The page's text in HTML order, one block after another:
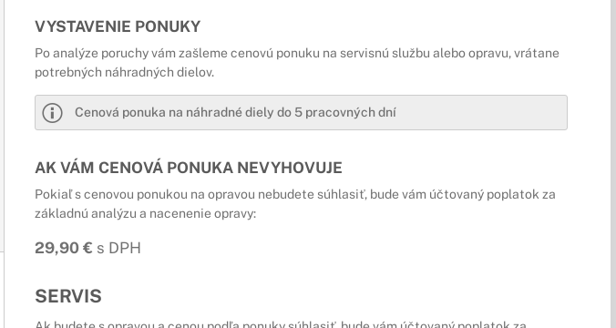
VYSTAVENIE PONUKY
Po analýze poruchy vám zašleme cenovú ponuku na servisnú službu alebo opravu, vrátane
potrebných náhradných dielov.
Cenová ponuka na náhradné diely do 5 pracovných dní
AK VÁM CENOVÁ PONUKA NEVYHOVUJE
Pokiaľ s cenovou ponukou na opravou nebudete súhlasiť, bude vám účtovaný poplatok za
základnú analýzu a nacenenie opravy:
29,90 € s DPH
SERVIS